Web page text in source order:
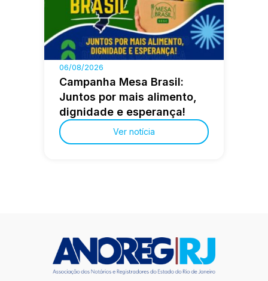
06/08/2026
Campanha Mesa Brasil:
Juntos por mais alimento,
dignidade e esperança!
Ver notícia